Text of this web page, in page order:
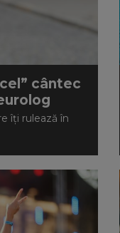
cântec
îți rulează în